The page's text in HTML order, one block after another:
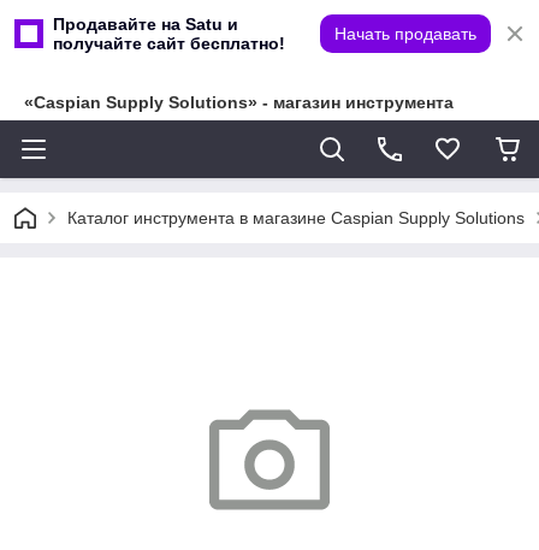
Продавайте на Satu и
получайте сайт бесплатно!
Начать продавать
«Caspian Supply Solutions» - магазин инструмента
Каталог инструмента в магазине Caspian Supply Solutions